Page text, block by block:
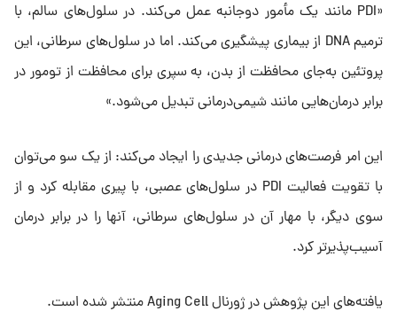
«PDI مانند یک مأمور دوجانبه عمل می‌کند. در سلول‌های سالم، با
ترمیم DNA از بیماری پیشگیری می‌کند. اما در سلول‌های سرطانی، این
پروتئین به‌جای محافظت از بدن، به سپری برای محافظت از تومور در
برابر درمان‌هایی مانند شیمی‌درمانی تبدیل می‌شود.»
این امر فرصت‌های درمانی جدیدی را ایجاد می‌کند: از یک سو می‌توان
با تقویت فعالیت PDI در سلول‌های عصبی، با پیری مقابله کرد و از
سوی دیگر، با مهار آن در سلول‌های سرطانی، آنها را در برابر درمان
آسیب‌پذیرتر کرد.
یافته‌های این پژوهش در ژورنال Aging Cell منتشر شده است.